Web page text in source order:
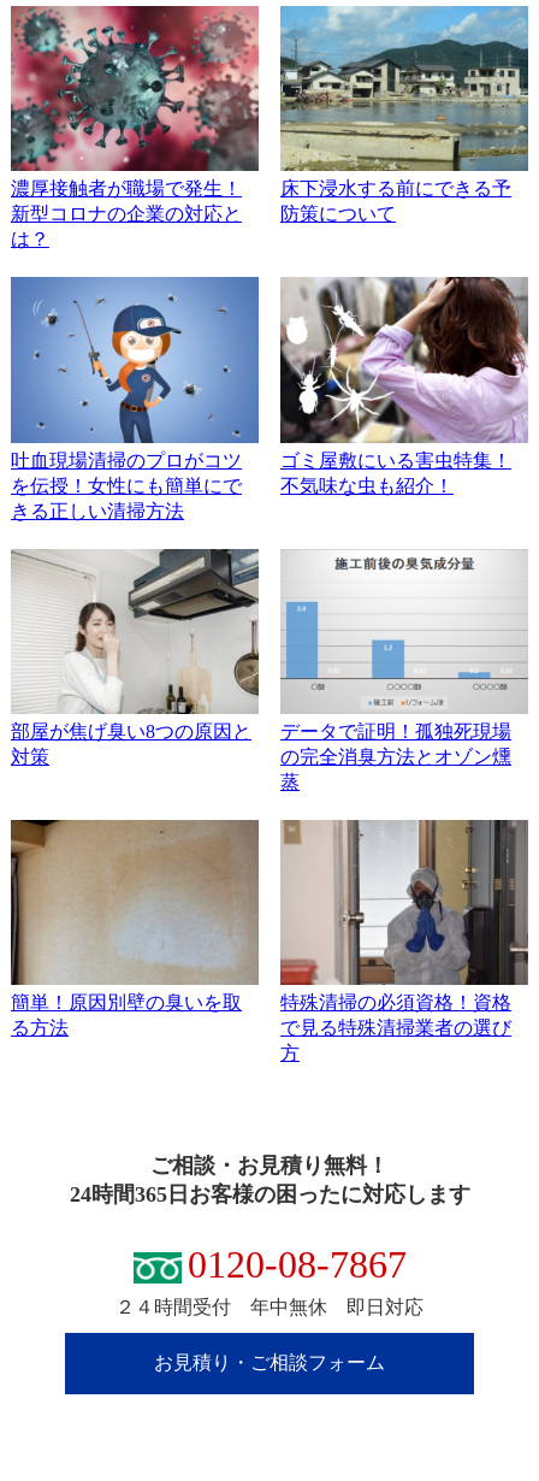
濃厚接触者が職場で発生！
新型コロナの企業の対応と
は？
床下浸水する前にできる予
防策について
吐血現場清掃のプロがコツ
を伝授！女性にも簡単にで
きる正しい清掃方法
ゴミ屋敷にいる害虫特集！
不気味な虫も紹介！
部屋が焦げ臭い8つの原因と
対策
データで証明！孤独死現場
の完全消臭方法とオゾン燻
蒸
簡単！原因別壁の臭いを取
る方法
特殊清掃の必須資格！資格
で見る特殊清掃業者の選び
方
ご相談・お見積り無料！
24時間365日お客様の困ったに対応します
0120-08-7867
２４時間受付 年中無休 即日対応
お見積り・ご相談フォーム